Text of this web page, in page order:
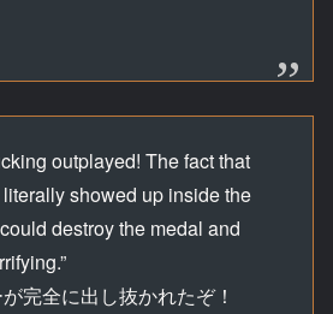
outplayed! The fact that
showed up inside the
destroy the medal and
完全に出し抜かれたぞ！